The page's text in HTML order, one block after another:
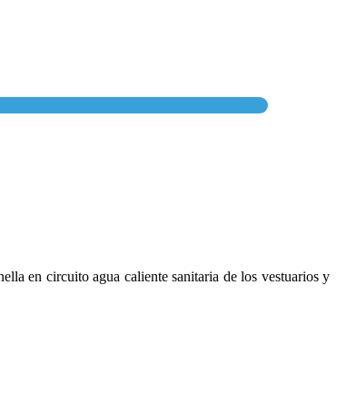
en circuito agua caliente sanitaria de los vestuarios y